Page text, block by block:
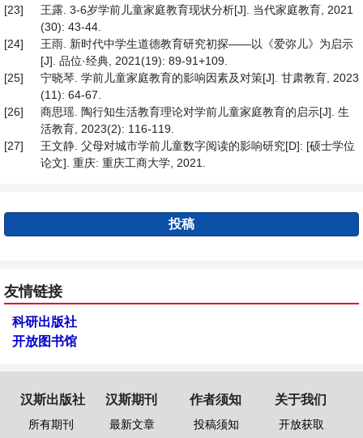
[23]
王露. 3-6岁学前儿童家庭教育现状分析[J]. 当代家庭教育, 2021
(30): 43-44.
[24]
王雨. 新时代中学生道德教育研究初探——以《爱弥儿》为启示
[J]. 品位·经典, 2021(19): 89-91+109.
[25]
宁晓琴. 学前儿童家庭教育的影响因素及对策[J]. 甘肃教育, 2023
(11): 64-67.
[26]
商思瑶. 陶行知生活教育理论对学前儿童家庭教育的启示[J]. 生
活教育, 2023(2): 116-119.
[27]
王文静. 父母对城市学前儿童数字阅读的影响研究[D]: [硕士学位
论文]. 重庆: 重庆工商大学, 2021.
投稿
友情链接
科研出版社
开放图书馆
汉斯出版社
所有期刊
汉斯期刊
最新文章
作者须知
投稿须知
关于我们
开放获取